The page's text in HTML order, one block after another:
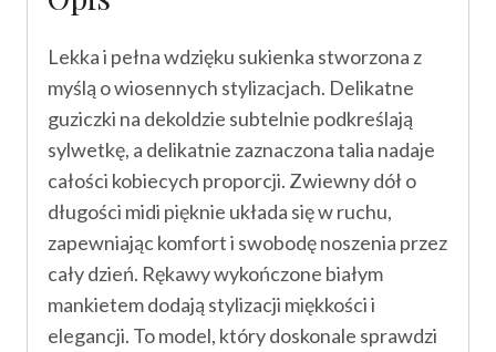
Lekka i pełna wdzięku sukienka stworzona z
myślą o wiosennych stylizacjach. Delikatne
guziczki na dekoldzie subtelnie podkreślają
sylwetkę, a delikatnie zaznaczona talia nadaje
całości kobiecych proporcji. Zwiewny dół o
długości midi pięknie układa się w ruchu,
zapewniając komfort i swobodę noszenia przez
cały dzień. Rękawy wykończone białym
mankietem dodają stylizacji miękkości i
elegancji. To model, który doskonale sprawdzi